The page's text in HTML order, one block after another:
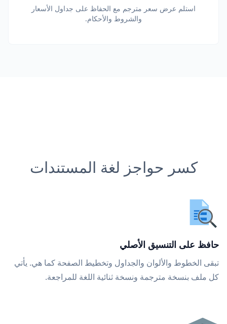
استلم عرض سعر مترجم مع الحفاظ على جداول الأسعار
والشروط والأحكام.
كسر حواجز لغة المستندات
حافظ على التنسيق الأصلي
تبقى الخطوط والألوان والجداول وتخطيط الصفحة كما هي. يأتي
كل ملف بنسخة مترجمة ونسخة ثنائية اللغة للمراجعة.